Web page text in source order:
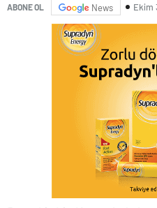
ABONE OL News Ekim